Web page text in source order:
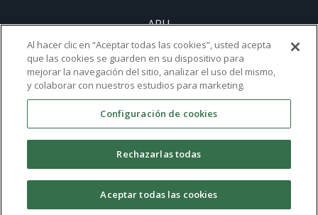
ARU
UCAM
Contacto
Al hacer clic en “Aceptar todas las cookies”, usted acepta
que las cookies se guarden en su dispositivo para
mejorar la navegación del sitio, analizar el uso del mismo,
y colaborar con nuestros estudios para marketing.
Configuración de cookies
Rechazarlas todas
Aceptar todas las cookies